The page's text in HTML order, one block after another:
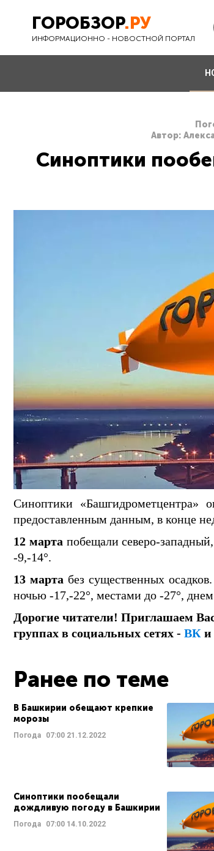
ГОРОБЗОР.РУ
ИНФОРМАЦИОННО - НОВОСТНОЙ ПОРТАЛ
Автор:
Синоптики
Синоптики
предоставленным данным, в конце
12 марта побещали северо-
-9,-14°.
13 марта без существенных
ночью -17,-22°, местами до -27°,
Дорогие читатели! Приглашаем
группах в социальных сетях - ВК и
Ранее по теме
В Башкирии обещают крепкие
морозы
Погода 07:00 21.12.2022
Синоптики пообещали
дождливую погоду в Башкирии
Погода 07:00 14.10.2022